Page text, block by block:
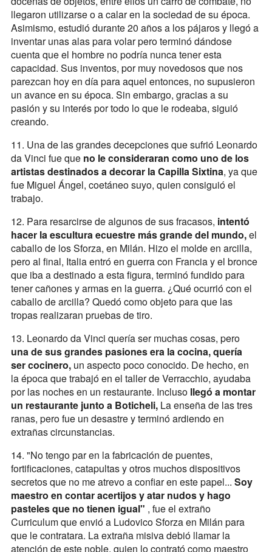
llegaron utilizarse o a calar en la sociedad de su época.
Asimismo, estudió durante 20 años a los pájaros y llegó a
inventar unas alas para volar pero terminó dándose
cuenta que el hombre no podría nunca tener esta
capacidad. Sus inventos, por muy novedosos que nos
parezcan hoy en día para aquel entonces, no supusieron
un avance en su época. Sin embargo, gracias a su
pasión y su interés por todo lo que le rodeaba, siguió
creando.
11. Una de las grandes decepciones que sufrió Leonardo
da Vinci fue que no le consideraran como uno de los
artistas destinados a decorar la Capilla Sixtina, ya que
fue Miguel Ángel, coetáneo suyo, quien consiguió el
trabajo.
12. Para resarcirse de algunos de sus fracasos, intentó
hacer la escultura ecuestre más grande del mundo,el
caballo de los Sforza, en Milán. Hizo el molde en arcilla,
pero al final, Italia entró en guerra con Francia y el bronce
que iba a destinado a esta figura, terminó fundido para
tener cañones y armas en la guerra. ¿Qué ocurrió con el
caballo de arcilla? Quedó como objeto para que las
tropas realizaran pruebas de tiro.
13. Leonardo da Vinci quería ser muchas cosas, pero
una de sus grandes pasiones era la cocina, quería
ser cocinero,un aspecto poco conocido. De hecho, en
la época que trabajó en el taller de Verracchio, ayudaba
por las noches en un restaurante. Inclusollegó a montar
un restaurante junto a Boticheli,La enseña de las tres
ranas, pero fue un desastre y terminó ardiendo en
extrañas circunstancias.
14. "No tengo par en la fabricación de puentes,
fortificaciones, catapultas y otros muchos dispositivos
secretos que no me atrevo a confiar en este papel... Soy
maestro en contar acertijos y atar nudos y hago
pasteles que no tienen igual" , fue el extraño
Curriculum que envió a Ludovico Sforza en Milán para
que le contratara. La extraña misiva debió llamar la
atención de este noble, quien lo contrató como maestro